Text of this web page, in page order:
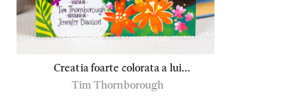
Creatia foarte colorata a lui
Dumnezeu - Tim Thornborough
Tim Thornborough